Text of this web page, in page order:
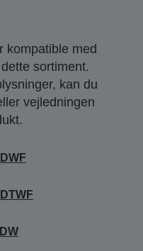
kompatible med
sortiment.
kan du
vejledningen